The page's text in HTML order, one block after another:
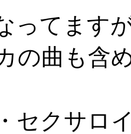
ってます
の曲も含
セクサロ